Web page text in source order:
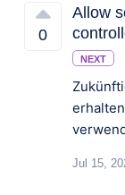
0
Allow
NEXT
Jul 15,